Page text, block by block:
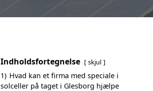
Indholdsfortegnelse skjul
1) Hvad kan et firma med speciale i
solceller på taget i Glesborg hjælpe